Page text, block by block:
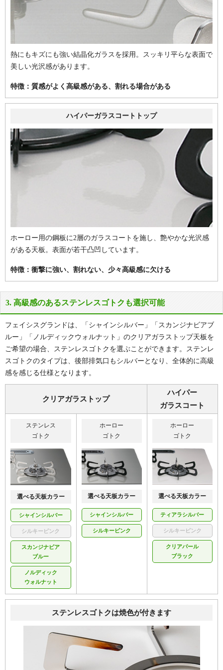
幅 75cm
PD-893WS-U75GH
天板色：
シャインシルバー
メーカー希望小売価格
280,500円(税込)
115,005円(税込)
139,905
商品詳細 取付工事お見積
PD-893WS-U75GP
メーカー希望小売価格
280,500円(税込)
115,005円(税込)
商品＋工事費込み 139,905円(税込)
商品詳細 取付工事お見積
幅60 オーブン接続可
天板色：
シャインシルバー
274,340円(税込)
112,479円(税込)
商品＋工事費込み 137,379 円(税込)
商品詳細 取付工事お見積
PD-893WS-75GH
メーカー希望小売価格
59
115,005
商品＋工事費込み 139,905円(税込)
幅 75cm
PD-893WS-U75CV
天板色：
ティアラシルバー
メーカー希望小売価格
280,500円(税込)
115,005円(税込)
139,905
商品詳細 取付工事お見積
PD-893WS-U75CK
メーカー希望小売価格
280,500円(税込)
115,005円(税込)
商品＋工事費込み 139,905円(税込)
商品詳細 取付工事お見積
熱にもキズにも強い結晶化ガラスを採用。スッキリ平らな表面で
美しい光沢感があります。
特徴：質感がよく高級感がある、割れる場合がある
ハイパーガラスコートトップ
ホーロー用の鋼板に2層のガラスコートを施し、艶やかな光沢感
がある天板。表面が若干凸凹しています。
特徴：衝撃に強い、割れない、少々高級感に欠ける
3. 高級感のあるステンレスゴトクも選択可能
フェイシスグランドは、「シャインシルバー」「スカンジナビアブ
ルー」「ノルディックウォルナット」のクリアガラストップ天板を
ご希望の場合、ステンレスゴトクを選ぶことができます。ステンレ
スゴトクのタイプは、後部排気口もシルバーとなり、全体的に高級
感を感じる仕様となります。
クリアガラストップ
ハイパー
ガラスコート
ステンレス
ゴトク
選べる天板カラー
シャインシルバー
シルキーピンク
スカンジナビア
ブルー
ノルディック
ウォルナット
ホーロー
ゴトク
選べる天板カラー
シャインシルバー
シルキーピンク
ホーロー
ゴトク
選べる天板カラー
ティアラシルバー
シルキーピンク
クリアパール
ブラック
ステンレスゴトクは焼色が付きます